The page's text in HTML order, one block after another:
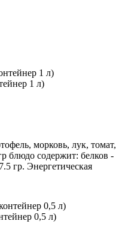
1 л)
морковь, лук, томат,
блюдо содержит: белков -
гр. Энергетическая
0,5 л)